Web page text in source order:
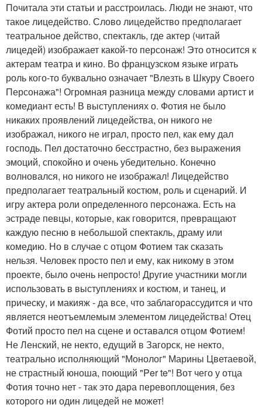
Почитала эти статьи и расстроилась. Люди не знают, что
такое лицедейство. Слово лицедейство предполагает
театральное действо, спектакль, где актер (читай
лицедей) изображает какой-то персонаж! Это относится к
актерам театра и кино. Во французском языке играть
роль кого-то буквально означает "Влезть в Шкуру Своего
Персонажа"! Огромная разница между словами артист и
комедиант есть! В выступлениях о. Фотия не было
никаких проявлений лицедейства, он никого не
изображал, никого не играл, просто пел, как ему дал
господь. Пел достаточно бесстрастно, без выражения
эмоций, спокойно и очень убедительно. Конечно
волновался, но никого не изображал! Лицедейство
предполагает театральный костюм, роль и сценарий. И
игру актера роли определенного персонажа. Есть на
эстраде певцы, которые, как говорится, превращают
каждую песню в небольшой спектакль, драму или
комедию. Но в случае с отцом Фотием так сказать
нельзя. Человек просто пел и ему, как никому в этом
проекте, было очень непросто! Другие участники могли
использовать в выступлениях и костюм, и танец, и
прическу, и макияж - да все, что заблагорассудится и что
является неотъемлемым элементом лицедейства! Отец
Фотий просто пел на сцене и оставался отцом Фотием!
Не Ленский, не некто, едущий в Загорск, не некто,
театрально исполняющий "Монолог" Марины Цветаевой,
не страстный юноша, поющий "Per te"! Вот чего у отца
Фотия точно нет - так это дара перевоплощения, без
которого ни один лицедей не может!